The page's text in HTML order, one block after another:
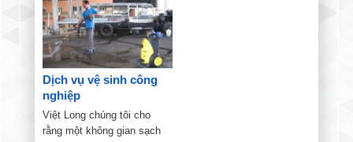
lớn.
Dịch vụ vệ sinh công
nghiệp
Việt Long chúng tôi cho
rằng một không gian sạch